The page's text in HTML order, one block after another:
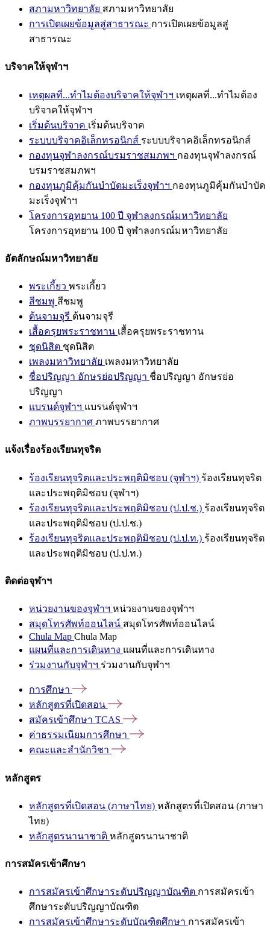
สภามหาวิทยาลัย สภามหาวิทยาลัย
การเปิดเผยข้อมูลสู่สาธารณะ การเปิดเผยข้อมูลสู่
สาธารณะ
บริจาคให้จุฬาฯ
เหตุผลที่...ทำไมต้องบริจาคให้จุฬาฯ เหตุผลที่...ทำไมต้อง
บริจาคให้จุฬาฯ
เริ่มต้นบริจาค เริ่มต้นบริจาค
ระบบบริจาคอิเล็กทรอนิกส์ ระบบบริจาคอิเล็กทรอนิกส์
กองทุนจุฬาลงกรณ์บรมราชสมภพฯ กองทุนจุฬาลงกรณ์
บรมราชสมภพฯ
กองทุนภูมิคุ้มกันบำบัดมะเร็งจุฬาฯ กองทุนภูมิคุ้มกันบำบัด
มะเร็งจุฬาฯ
โครงการอุทยาน 100 ปี จุฬาลงกรณ์มหาวิทยาลัย
โครงการอุทยาน 100 ปี จุฬาลงกรณ์มหาวิทยาลัย
อัตลักษณ์มหาวิทยาลัย
พระเกี้ยว พระเกี้ยว
สีชมพู สีชมพู
ต้นจามจุรี ต้นจามจุรี
เสื้อครุยพระราชทาน เสื้อครุยพระราชทาน
ชุดนิสิต ชุดนิสิต
เพลงมหาวิทยาลัย เพลงมหาวิทยาลัย
ชื่อปริญญา อักษรย่อปริญญา ชื่อปริญญา อักษรย่อ
ปริญญา
แบรนด์จุฬาฯ แบรนด์จุฬาฯ
ภาพบรรยากาศ ภาพบรรยากาศ
แจ้งเรื่องร้องเรียนทุจริต
ร้องเรียนทุจริตและประพฤติมิชอบ (จุฬาฯ) ร้องเรียนทุจริต
และประพฤติมิชอบ (จุฬาฯ)
ร้องเรียนทุจริตและประพฤติมิชอบ (ป.ป.ช.) ร้องเรียนทุจริต
และประพฤติมิชอบ (ป.ป.ช.)
ร้องเรียนทุจริตและประพฤติมิชอบ (ป.ป.ท.) ร้องเรียนทุจริต
และประพฤติมิชอบ (ป.ป.ท.)
ติดต่อจุฬาฯ
หน่วยงานของจุฬาฯ หน่วยงานของจุฬาฯ
สมุดโทรศัพท์ออนไลน์ สมุดโทรศัพท์ออนไลน์
Chula Map Chula Map
แผนที่และการเดินทาง แผนที่และการเดินทาง
ร่วมงานกับจุฬาฯ ร่วมงานกับจุฬาฯ
การศึกษา
หลักสูตรที่เปิดสอน
สมัครเข้าศึกษา TCAS
ค่าธรรมเนียมการศึกษา
คณะและสำนักวิชา
หลักสูตร
หลักสูตรที่เปิดสอน (ภาษาไทย) หลักสูตรที่เปิดสอน (ภาษา
ไทย)
หลักสูตรนานาชาติ หลักสูตรนานาชาติ
การสมัครเข้าศึกษา
การสมัครเข้าศึกษาระดับปริญญาบัณฑิต การสมัครเข้า
ศึกษาระดับปริญญาบัณฑิต
การสมัครเข้าศึกษาระดับบัณฑิตศึกษา การสมัครเข้า